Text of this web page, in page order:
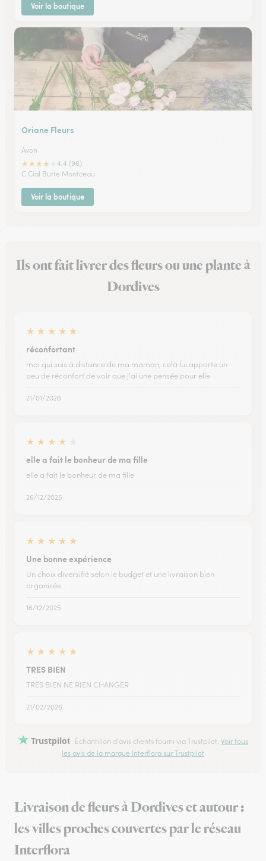
Voir la boutique
Oriane Fleurs
Avon
★★★★
4.4 (96)
C.Cial Butte Montceau
Voir la boutique
Ils ont fait livrer des fleurs ou une plante à
Dordives
★ ★ ★ ★ ★
réconfortant
moi qui suis à distance de ma maman, celà lui apporte un
peu de réconfort de voir que j'ai une pensée pour elle
21/01/2026
★ ★ ★ ★
elle a fait le bonheur de ma fille
elle a fait le bonheur de ma fille
26/12/2025
★ ★ ★ ★ ★
Une bonne expérience
Un choix diversifié selon le budget et une livraison bien
organisée
16/12/2025
★ ★ ★ ★ ★
TRES BIEN
TRES BIEN NE RIEN CHANGER
21/02/2026
Trustpilot Échantillon d'avis clients fourni via Trustpilot. Voir tous
les avis de la marque Interflora sur Trustpilot
Livraison de fleurs à Dordives et autour :
les villes proches couvertes par le réseau
Interflora